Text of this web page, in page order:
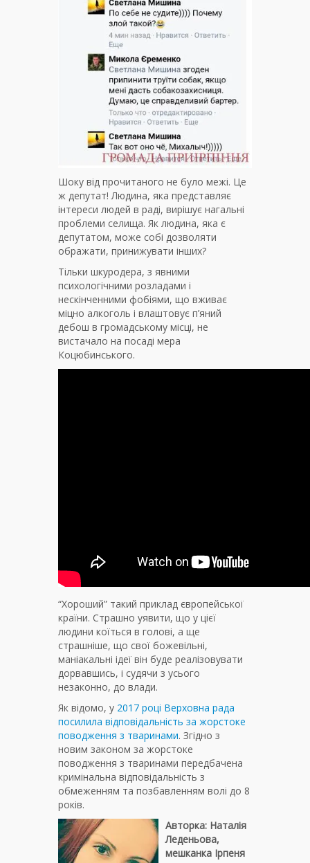
Шоку від прочитаного не було межі. Це
ж депутат! Людина, яка представляє
інтереси людей в раді, вирішує нагальні
проблеми селища. Як людина, яка є
депутатом, може собі дозволяти
ображати, принижувати інших?
Тільки шкуродера, з явними
психологічними розладами і
нескінченними фобіями, що вживає
міцно алкоголь і влаштовує п’яний
дебош в громадському місці, не
вистачало на посаді мера
Коцюбинського.
“Хороший” такий приклад європейської
країни. Страшно уявити, що у цієї
людини коїться в голові, а ще
страшніше, що свої божевільні,
маніакальні ідеї він буде реалізовувати
дорвавшись, і судячи з усього
незаконно, до влади.
Як відомо, у 2017 році Верховна рада
посилила відповідальність за жорстоке
поводження з тваринами. Згідно з
новим законом за жорстоке
поводження з тваринами передбачена
кримінальна відповідальність з
обмеженням та позбавленням волі до 8
років.
Авторка: Наталія
Леденьова,
мешканка Ірпеня